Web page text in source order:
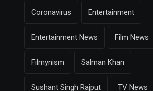
Coronavirus Entertainment
Entertainment News Film News
Filmynism Salman Khan
Sushant Singh Rajput TV News